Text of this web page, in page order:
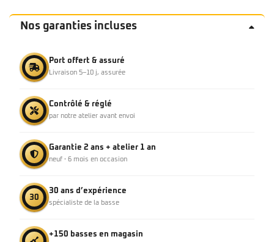
Nos garanties incluses
Port offert & assuré
Livraison 5–10 j, assurée
Contrôlé & réglé
par notre atelier avant envoi
Garantie 2 ans + atelier 1 an
neuf · 6 mois en occasion
30
30 ans d’expérience
spécialiste de la basse
+150 basses en magasin